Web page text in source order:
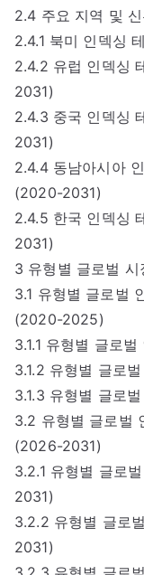
2.4 주요 지역 및
2.4.1 북미 인덱싱
2.4.2 유럽 인덱싱
2031)
2.4.3 중국 인덱싱
2031)
2.4.4 동남아시아
(2020-2031)
2.4.5 한국 인덱싱
2031)
3 유형별 글로벌 시
3.1 유형별 글로벌
(2020-2025)
3.1.1 유형별 글로
3.1.2 유형별 글로
3.1.3 유형별 글로
3.2 유형별 글로벌
(2026-2031)
3.2.1 유형별 글로
2031)
3.2.2 유형별 글로
2031)